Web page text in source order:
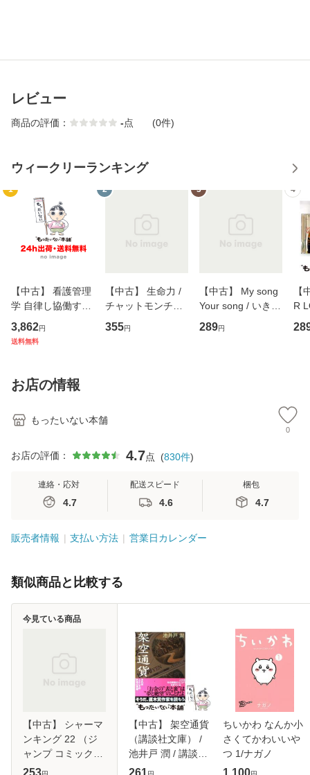
レビュー
商品の評価： -点 (0件)
ウィークリーランキング
1
【中古】 看護管理
学 自律し協働する
専門職の看護マネ
ジメントスキル 改
恵 藤本幸三 / 南江
堂 [単行
3,862円
送料無料
2
【中古】 生命力 /
チャットモンチー /
キューンレコード
[CD]【メール便送
355円
3
【中古】 My song
Your song / いきも
のがかり / [CD]
【メール便送料無
289円
4
【
R
産
お店の情報
もったいない本舗
0
お店の評価： 4.7点 (830件)
連絡・応対
4.7
配送スピード
4.6
梱包
4.7
販売者情報 支払い方法 営業日カレンダー
類似商品と比較する
【中古】 シャーマ
ンキング 22 （ジ
ャンプ コミック
ス） / 武井 宏之 /
253
今見ている商品
【中古】 架空通貨
（講談社文庫） /
池井戸 潤 / 講談社
[文庫]【メール便送
261
ちいかわ なんか小
さくてかわいいや
つ 1/ナガノ
1,100